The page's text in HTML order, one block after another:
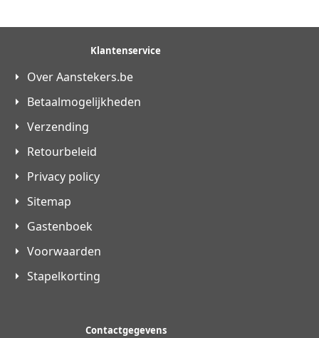
Klantenservice
Over Aanstekers.be
Betaalmogelijkheden
Verzending
Retourbeleid
Privacy policy
Sitemap
Gastenboek
Voorwaarden
Stapelkorting
Contactgegevens